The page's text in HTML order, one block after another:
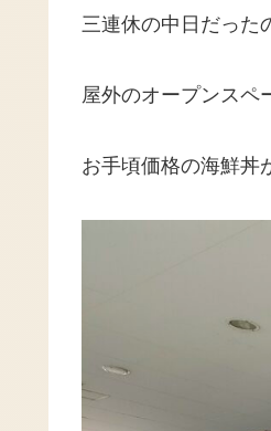
三連休の中日だった
屋外のオープンスペ
お手頃価格の海鮮丼